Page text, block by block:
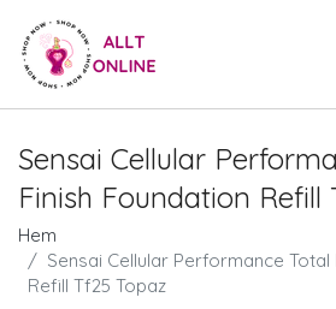
Sensai Cellular
Finish Foundation Refill
Hem
Sensai Cellular Performance Total
Refill Tf25 Topaz